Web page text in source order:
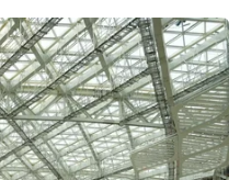
Tổng thống Nga thay đổi
vị trí các chỉ huy tại mặt
trận Ukraine
Theo Interfax, ngày 5/8,